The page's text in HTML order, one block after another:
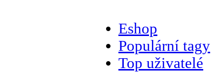
Eshop
Populární tagy
Top uživatelé